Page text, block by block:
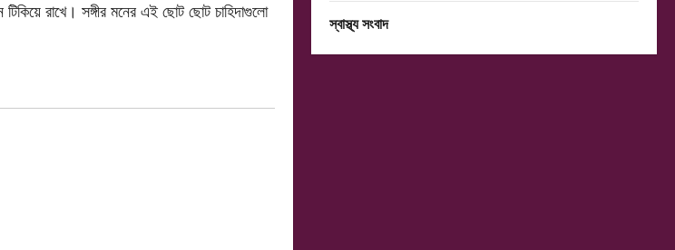
রাখে। সঙ্গীর মনের এই ছোট ছোট চাহিদাগুলো
স্বাস্থ্য সংবাদ